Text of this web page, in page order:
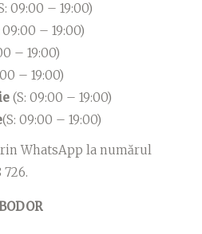
09:00 – 19:00)
09:00 – 19:00)
– 19:00)
– 19:00)
(S: 09:00 – 19:00)
(S: 09:00 – 19:00)
WhatsApp la numărul
726.